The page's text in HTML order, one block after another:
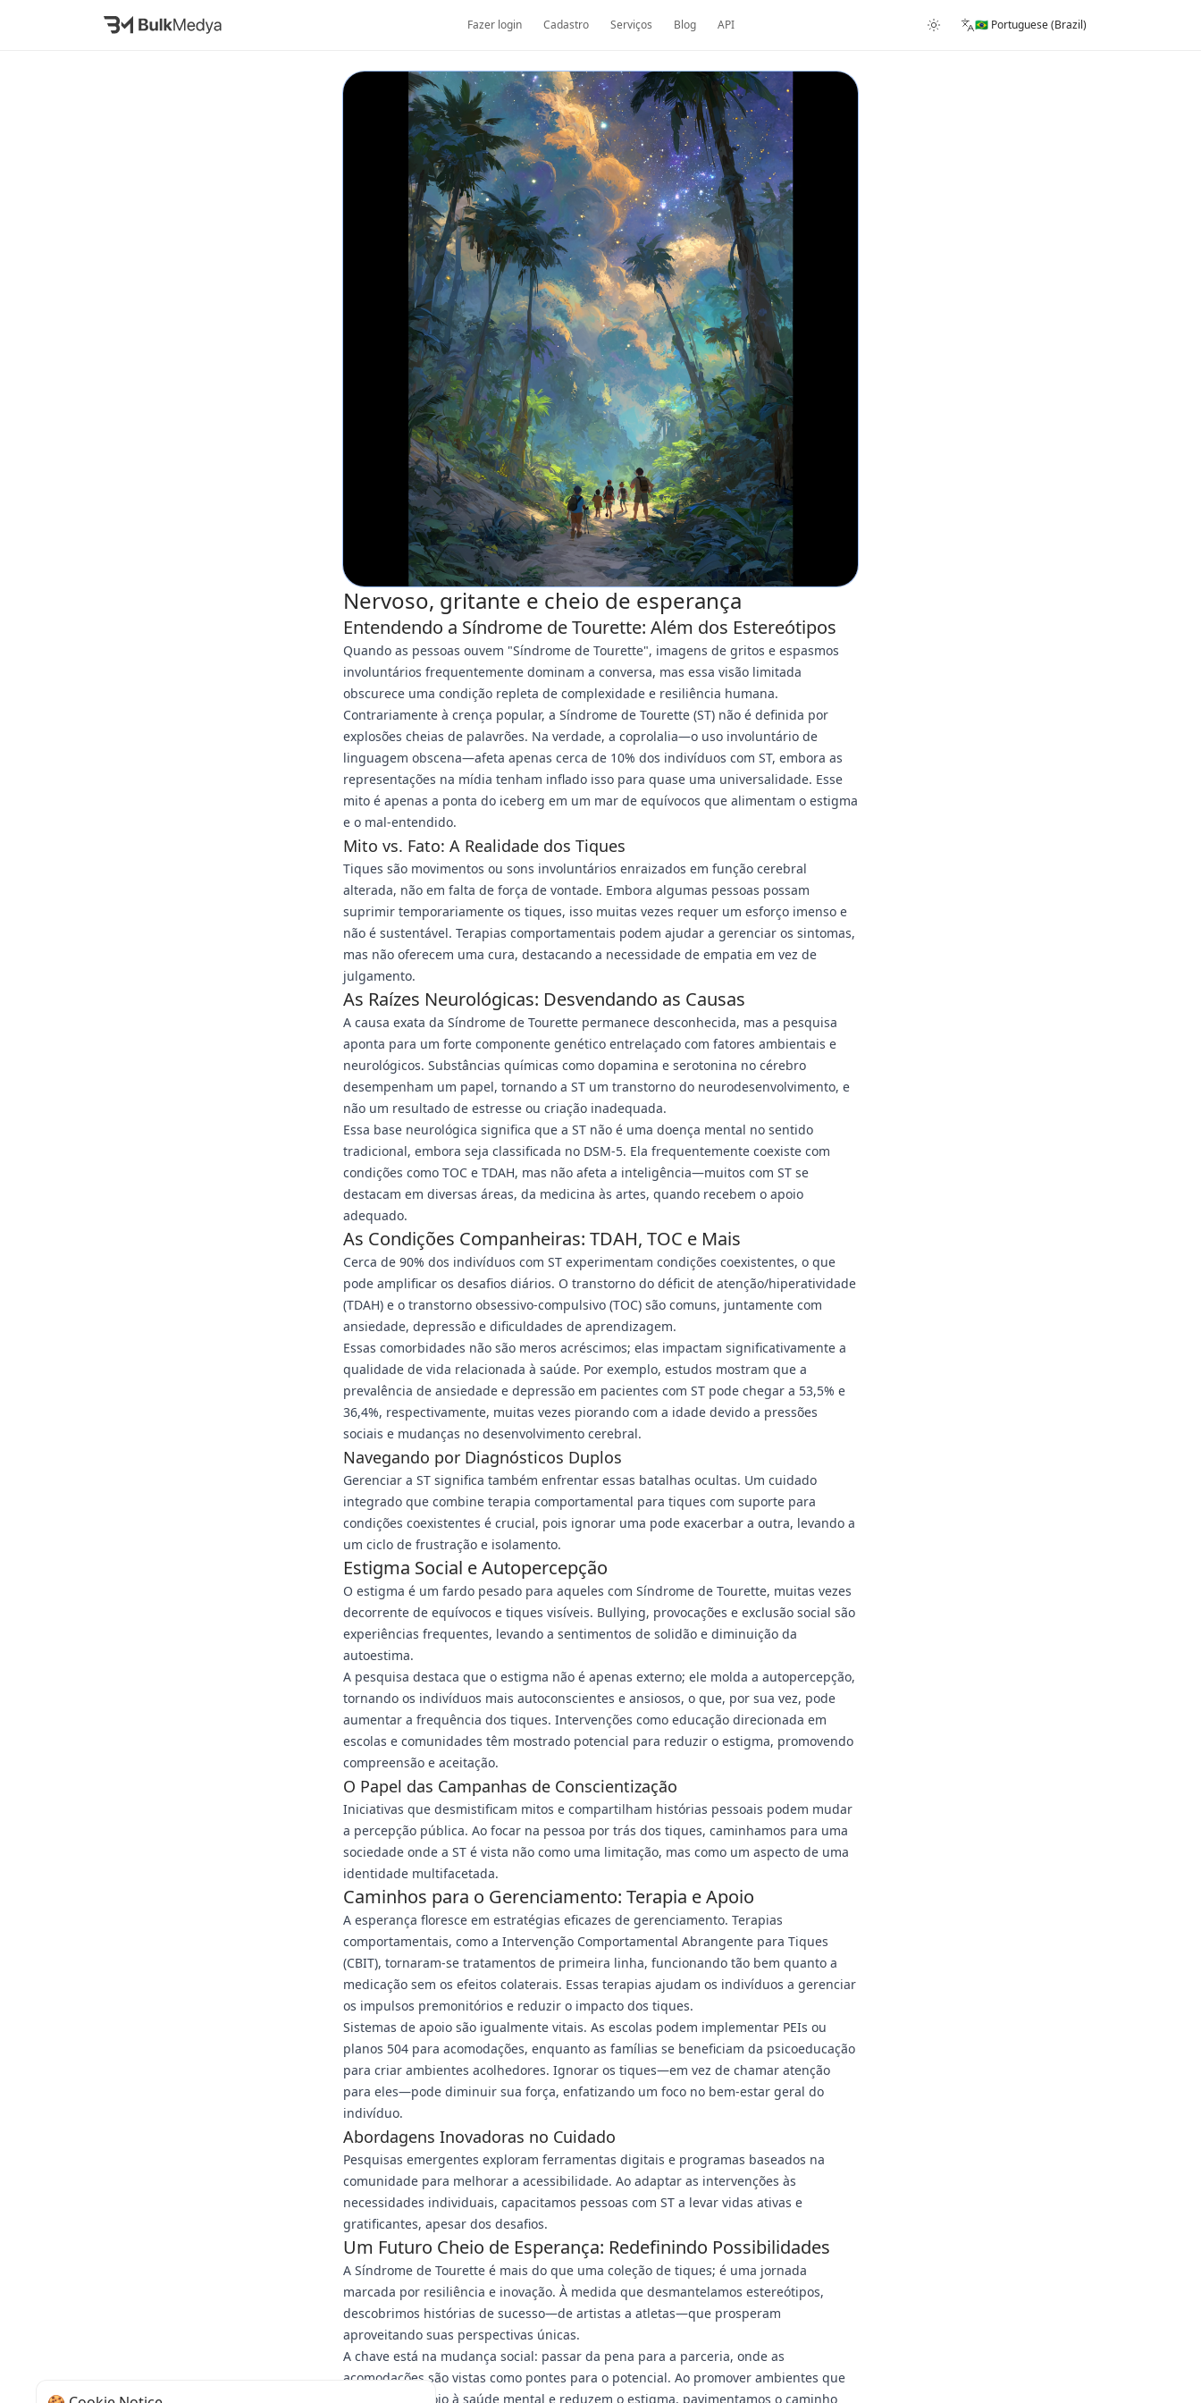
Fazer login Cadastro Serviços Blog API 🇧🇷 Portuguese (Brazil)
Nervoso, gritante e cheio de esperança
Entendendo a Síndrome de Tourette: Além dos Estereótipos
Quando as pessoas ouvem "Síndrome de Tourette", imagens de gritos e espasmos
involuntários frequentemente dominam a conversa, mas essa visão limitada
obscurece uma condição repleta de complexidade e resiliência humana.
Contrariamente à crença popular, a Síndrome de Tourette (ST) não é definida por
explosões cheias de palavrões. Na verdade, a coprolalia—o uso involuntário de
linguagem obscena—afeta apenas cerca de 10% dos indivíduos com ST, embora as
representações na mídia tenham inflado isso para quase uma universalidade. Esse
mito é apenas a ponta do iceberg em um mar de equívocos que alimentam o estigma
e o mal-entendido.
Mito vs. Fato: A Realidade dos Tiques
Tiques são movimentos ou sons involuntários enraizados em função cerebral
alterada, não em falta de força de vontade. Embora algumas pessoas possam
suprimir temporariamente os tiques, isso muitas vezes requer um esforço imenso e
não é sustentável. Terapias comportamentais podem ajudar a gerenciar os sintomas,
mas não oferecem uma cura, destacando a necessidade de empatia em vez de
julgamento.
As Raízes Neurológicas: Desvendando as Causas
A causa exata da Síndrome de Tourette permanece desconhecida, mas a pesquisa
aponta para um forte componente genético entrelaçado com fatores ambientais e
neurológicos. Substâncias químicas como dopamina e serotonina no cérebro
desempenham um papel, tornando a ST um transtorno do neurodesenvolvimento, e
não um resultado de estresse ou criação inadequada.
Essa base neurológica significa que a ST não é uma doença mental no sentido
tradicional, embora seja classificada no DSM-5. Ela frequentemente coexiste com
condições como TOC e TDAH, mas não afeta a inteligência—muitos com ST se
destacam em diversas áreas, da medicina às artes, quando recebem o apoio
adequado.
As Condições Companheiras: TDAH, TOC e Mais
Cerca de 90% dos indivíduos com ST experimentam condições coexistentes, o que
pode amplificar os desafios diários. O transtorno do déficit de atenção/hiperatividade
(TDAH) e o transtorno obsessivo-compulsivo (TOC) são comuns, juntamente com
ansiedade, depressão e dificuldades de aprendizagem.
Essas comorbidades não são meros acréscimos; elas impactam significativamente a
qualidade de vida relacionada à saúde. Por exemplo, estudos mostram que a
prevalência de ansiedade e depressão em pacientes com ST pode chegar a 53,5% e
36,4%, respectivamente, muitas vezes piorando com a idade devido a pressões
sociais e mudanças no desenvolvimento cerebral.
Navegando por Diagnósticos Duplos
Gerenciar a ST significa também enfrentar essas batalhas ocultas. Um cuidado
integrado que combine terapia comportamental para tiques com suporte para
condições coexistentes é crucial, pois ignorar uma pode exacerbar a outra, levando a
um ciclo de frustração e isolamento.
Estigma Social e Autopercepção
O estigma é um fardo pesado para aqueles com Síndrome de Tourette, muitas vezes
decorrente de equívocos e tiques visíveis. Bullying, provocações e exclusão social são
experiências frequentes, levando a sentimentos de solidão e diminuição da
autoestima.
A pesquisa destaca que o estigma não é apenas externo; ele molda a autopercepção,
tornando os indivíduos mais autoconscientes e ansiosos, o que, por sua vez, pode
aumentar a frequência dos tiques. Intervenções como educação direcionada em
escolas e comunidades têm mostrado potencial para reduzir o estigma, promovendo
compreensão e aceitação.
O Papel das Campanhas de Conscientização
Iniciativas que desmistificam mitos e compartilham histórias pessoais podem mudar
a percepção pública. Ao focar na pessoa por trás dos tiques, caminhamos para uma
sociedade onde a ST é vista não como uma limitação, mas como um aspecto de uma
identidade multifacetada.
Caminhos para o Gerenciamento: Terapia e Apoio
A esperança floresce em estratégias eficazes de gerenciamento. Terapias
comportamentais, como a Intervenção Comportamental Abrangente para Tiques
(CBIT), tornaram-se tratamentos de primeira linha, funcionando tão bem quanto a
medicação sem os efeitos colaterais. Essas terapias ajudam os indivíduos a gerenciar
os impulsos premonitórios e reduzir o impacto dos tiques.
Sistemas de apoio são igualmente vitais. As escolas podem implementar PEIs ou
planos 504 para acomodações, enquanto as famílias se beneficiam da psicoeducação
para criar ambientes acolhedores. Ignorar os tiques—em vez de chamar atenção
para eles—pode diminuir sua força, enfatizando um foco no bem-estar geral do
indivíduo.
Abordagens Inovadoras no Cuidado
Pesquisas emergentes exploram ferramentas digitais e programas baseados na
comunidade para melhorar a acessibilidade. Ao adaptar as intervenções às
necessidades individuais, capacitamos pessoas com ST a levar vidas ativas e
gratificantes, apesar dos desafios.
Um Futuro Cheio de Esperança: Redefinindo Possibilidades
A Síndrome de Tourette é mais do que uma coleção de tiques; é uma jornada
marcada por resiliência e inovação. À medida que desmantelamos estereótipos,
descobrimos histórias de sucesso—de artistas a atletas—que prosperam
aproveitando suas perspectivas únicas.
A chave está na mudança social: passar da pena para a parceria, onde as
acomodações são vistas como pontes para o potencial. Ao promover ambientes que
priorizam o apoio à saúde mental e reduzem o estigma, pavimentamos o caminho